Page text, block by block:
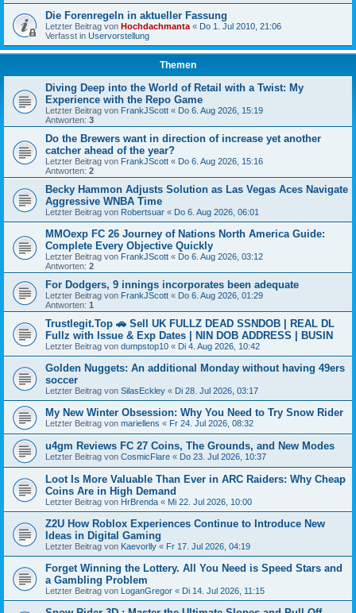
Die Forenregeln in aktueller Fassung
Letzter Beitrag von Hochdachmanta « Do 1. Jul 2010, 21:06
Verfasst in Uservorstellung
Themen
Diving Deep into the World of Retail with a Twist: My
Experience with the Repo Game
Letzter Beitrag von FrankJScott « Do 6. Aug 2026, 15:19
Antworten: 3
Do the Brewers want in direction of increase yet another
catcher ahead of the year?
Letzter Beitrag von FrankJScott « Do 6. Aug 2026, 15:16
Antworten: 2
Becky Hammon Adjusts Solution as Las Vegas Aces Navigate
Aggressive WNBA Time
Letzter Beitrag von Robertsuar « Do 6. Aug 2026, 06:01
MMOexp FC 26 Journey of Nations North America Guide:
Complete Every Objective Quickly
Letzter Beitrag von FrankJScott « Do 6. Aug 2026, 03:12
Antworten: 2
For Dodgers, 9 innings incorporates been adequate
Letzter Beitrag von FrankJScott « Do 6. Aug 2026, 01:29
Antworten: 1
Trustlegit.Top 🚗 Sell UK FULLZ DEAD SSNDOB | REAL DL
Fullz with Issue & Exp Dates | NIN DOB ADDRESS | BUSIN
Letzter Beitrag von dumpstop10 « Di 4. Aug 2026, 10:42
Golden Nuggets: An additional Monday without having 49ers
soccer
Letzter Beitrag von SilasEckley « Di 28. Jul 2026, 03:17
My New Winter Obsession: Why You Need to Try Snow Rider
Letzter Beitrag von mariellens « Fr 24. Jul 2026, 08:32
u4gm Reviews FC 27 Coins, The Grounds, and New Modes
Letzter Beitrag von CosmicFlare « Do 23. Jul 2026, 10:37
Loot Is More Valuable Than Ever in ARC Raiders: Why Cheap
Coins Are in High Demand
Letzter Beitrag von HrBrenda « Mi 22. Jul 2026, 10:00
Z2U How Roblox Experiences Continue to Introduce New
Ideas in Digital Gaming
Letzter Beitrag von Kaevorlly « Fr 17. Jul 2026, 04:19
Forget Winning the Lottery. All You Need is Speed Stars and
a Gambling Problem
Letzter Beitrag von LoganGregor « Di 14. Jul 2026, 11:15